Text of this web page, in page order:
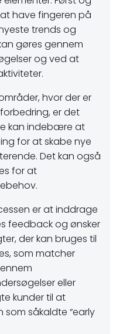
have fingeren på
trends og
gøres gennem
og ved at
hvor der er
er det
kan indebære at
for at skabe nye
Det kan også
for at
er at inddrage
feedback og ønsker
der kan bruges til
som matcher
eller
kunder til at
såkaldte “early